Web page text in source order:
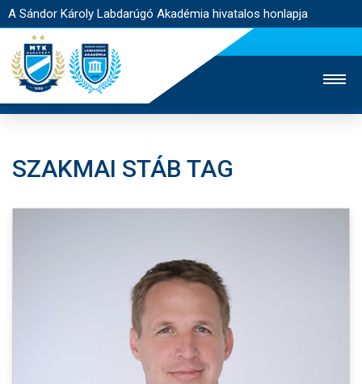
A Sándor Károly Labdarúgó Akadémia hivatalos honlapja
NYITÓLAP
HÍREK
AKADÉMIA
SZAKMAI STÁB TAG